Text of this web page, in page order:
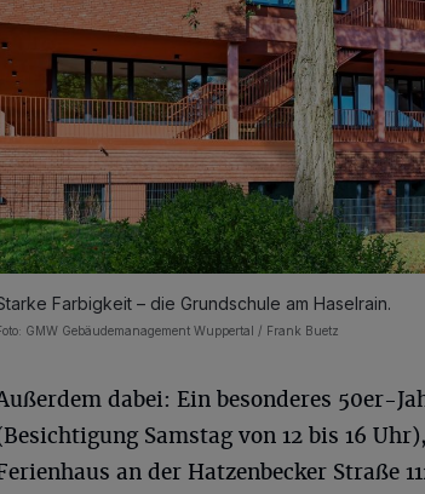
Farbigkeit – die Grundschule am Haselrain.
GMW Gebäudemanagement Wuppertal / Frank Buetz
dabei: Ein besonderes 50er-
Samstag von 12 bis 16
an der Hatzenbecker Straße